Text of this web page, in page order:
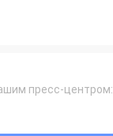
пресс-центром: